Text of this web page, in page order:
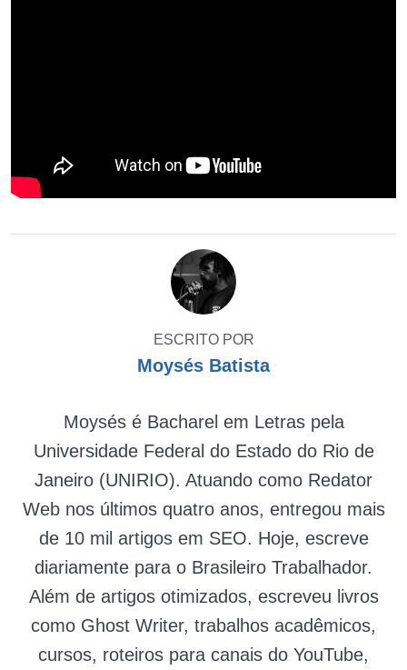
ESCRITO POR
Moysés Batista
Moysés é Bacharel em Letras pela
Universidade Federal do Estado do Rio de
Janeiro (UNIRIO). Atuando como Redator
Web nos últimos quatro anos, entregou mais
de 10 mil artigos em SEO. Hoje, escreve
diariamente para o Brasileiro Trabalhador.
Além de artigos otimizados, escreveu livros
como Ghost Writer, trabalhos acadêmicos,
cursos, roteiros para canais do YouTube,